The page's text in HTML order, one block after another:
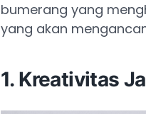
bumerang yang
yang akan
1. Kreativitas